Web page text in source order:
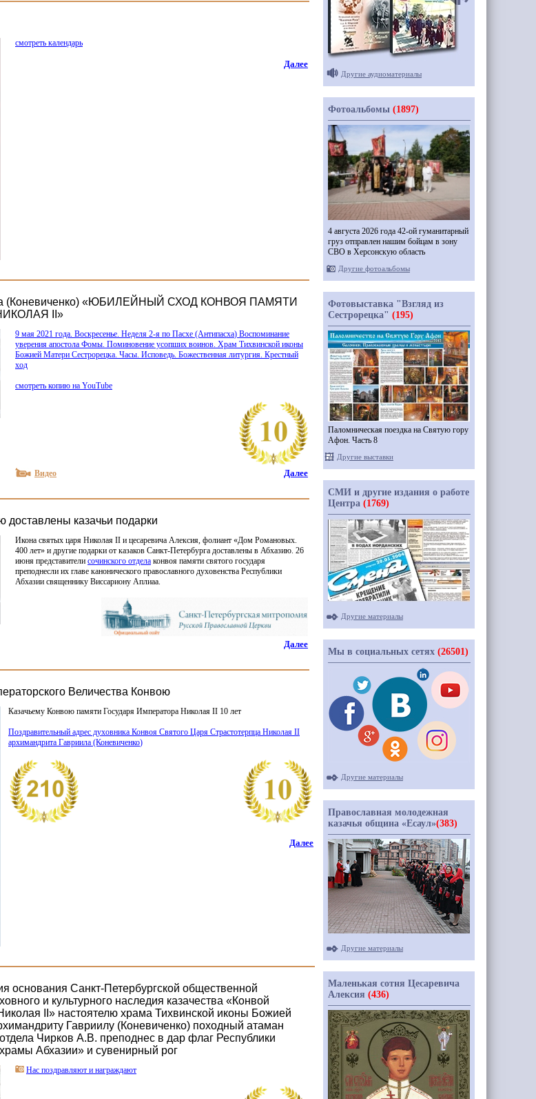
смотреть календарь
Далее
(Коневиченко) «ЮБИЛЕЙНЫЙ СХОД КОНВОЯ ПАМЯТИ
II»
9 мая 2021 года. Воскресенье. Неделя 2-я по Пасхе (Антипасха) Воспоминание
уверения апостола Фомы. Поминовение усопших воинов. Храм Тихвинской иконы
Божией Матери Сестрорецка. Часы. Исповедь. Божественная литургия. Крестный
ход
смотреть копию на YouTube
Далее
Видео
доставлены казачьи подарки
Икона святых царя Николая II и цесаревича Алексия, фолиант «Дом Романовых.
400 лет» и другие подарки от казаков Санкт-Петербурга доставлены в Абхазию. 26
июня представители сочинского отдела конвоя памяти святого государя
преподнесли их главе канонического православного духовенства Республики
Абхазии священнику Виссариону Аплиаа.
Далее
Величества Конвою
Казачьему Конвою памяти Государя Императора Николая II 10 лет
Поздравительный адрес духовника Конвоя Святого Царя Страстотерпца Николая II
архимандрита Гавриила (Коневиченко)
Далее
основания Санкт-Петербургской общественной
и культурного наследия казачества «Конвой
II» настоятелю храма Тихвинской иконы Божией
Гавриилу (Коневиченко) походный атаман
Чирков А.В. преподнес в дар флаг Республики
Абхазии» и сувенирный рог
Нас поздравляют и награждают
Другие аудиоматериалы
Фотоальбомы (1897)
4 августа 2026 года 42-ой гуманитарный
груз отправлен нашим бойцам в зону
СВО в Херсонскую область
Другие фотоальбомы
Фотовыставка "Взгляд из
Сестрорецка" (195)
Паломническая поездка на Святую гору
Афон. Часть 8
Другие выставки
СМИ и другие издания о работе
Центра (1769)
Другие материалы
Мы в социальных сетях (26501)
Другие материалы
Православная молодежная
казачья община «Есаул»(383)
Другие материалы
Маленькая сотня Цесаревича
Алексия (436)